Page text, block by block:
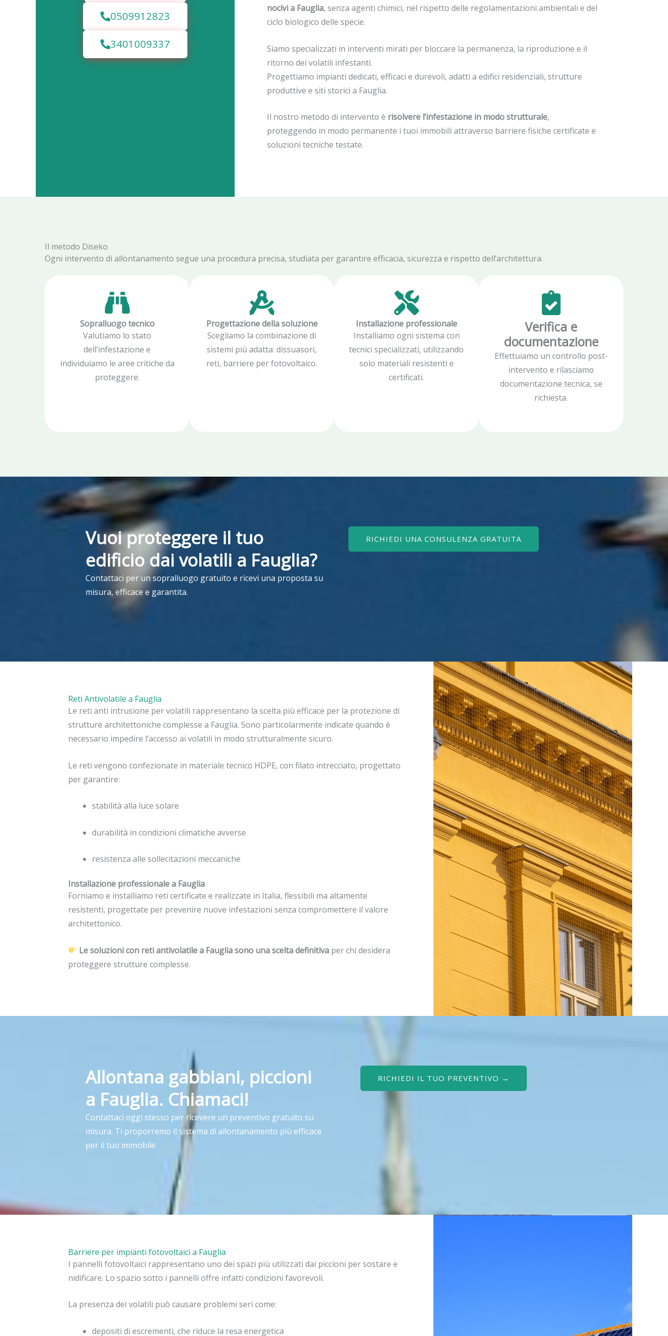
nocivi a Fauglia, senza agenti chimici, nel rispetto delle regolamentazioni ambientali e del
ciclo biologico delle specie.
Siamo specializzati in interventi mirati per bloccare la permanenza, la riproduzione e il
ritorno dei volatili infestanti.
Progettiamo impianti dedicati, efficaci e durevoli, adatti a edifici residenziali, strutture
produttive e siti storici a Fauglia.
Il nostro metodo di intervento è risolvere l’infestazione in modo strutturale,
proteggendo in modo permanente i tuoi immobili attraverso barriere fisiche certificate e
soluzioni tecniche testate.
0509912823
3401009337
Il metodo Diseko
Ogni intervento di allontanamento segue una procedura precisa, studiata per garantire efficacia, sicurezza e rispetto dell’architettura.
Sopralluogo tecnico
Valutiamo lo stato
dell’infestazione e
individuiamo le aree critiche da
proteggere.
Progettazione della soluzione
Scegliamo la combinazione di
sistemi più adatta: dissuasori,
reti, barriere per fotovoltaico.
Installazione professionale
Installiamo ogni sistema con
tecnici specializzati, utilizzando
solo materiali resistenti e
certificati.
Verifica e
documentazione
Effettuiamo un controllo post-
intervento e rilasciamo
documentazione tecnica, se
richiesta.
Vuoi proteggere il tuo
edificio dai volatili a Fauglia?
Contattaci per un sopralluogo gratuito e ricevi una proposta su
misura, efficace e garantita.
RICHIEDI UNA CONSULENZA GRATUITA
Reti Antivolatile a Fauglia
Le reti anti intrusione per volatili rappresentano la scelta più efficace per la protezione di
strutture architettoniche complesse a Fauglia. Sono particolarmente indicate quando è
necessario impedire l’accesso ai volatili in modo strutturalmente sicuro.
Le reti vengono confezionate in materiale tecnico HDPE, con filato intrecciato, progettato
per garantire:
stabilità alla luce solare
durabilità in condizioni climatiche avverse
resistenza alle sollecitazioni meccaniche
Installazione professionale a Fauglia
Forniamo e installiamo reti certificate e realizzate in Italia, flessibili ma altamente
resistenti, progettate per prevenire nuove infestazioni senza compromettere il valore
architettonico.
Le soluzioni con reti antivolatile a Fauglia sono una scelta definitiva per chi desidera
proteggere strutture complesse.
Allontana gabbiani, piccioni
a Fauglia. Chiamaci!
Contattaci oggi stesso per ricevere un preventivo gratuito su
misura. Ti proporremo il sistema di allontanamento più efficace
per il tuo immobile.
RICHIEDI IL TUO PREVENTIVO →
Barriere per impianti fotovoltaici a Fauglia
I pannelli fotovoltaici rappresentano uno dei spazi più utilizzati dai piccioni per sostare e
nidificare. Lo spazio sotto i pannelli offre infatti condizioni favorevoli.
La presenza dei volatili può causare problemi seri come:
depositi di escrementi, che riduce la resa energetica